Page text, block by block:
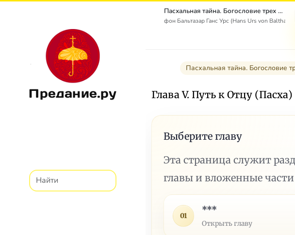
Предание.ру
Пасхальная тайна. Богословие трех дней
фон Бальтазар Ганс Урс (Hans Urs von Balthasar)
Пасхальная тайна. Богословие
Глава V. Путь к Отцу (Пасха)
Выберите главу
Эта страница служит
главы и вложенные
01
***
Открыть главу